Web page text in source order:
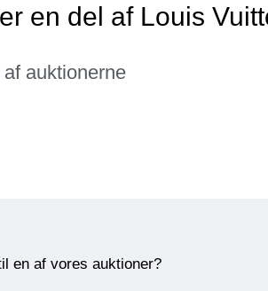
en del af Louis
auktionerne
en af vores auktioner?